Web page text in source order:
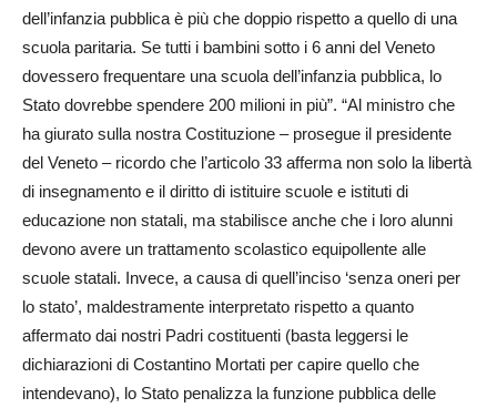
dell’infanzia pubblica è più che doppio rispetto a quello di una
scuola paritaria. Se tutti i bambini sotto i 6 anni del Veneto
dovessero frequentare una scuola dell’infanzia pubblica, lo
Stato dovrebbe spendere 200 milioni in più”. “Al ministro che
ha giurato sulla nostra Costituzione – prosegue il presidente
del Veneto – ricordo che l’articolo 33 afferma non solo la libertà
di insegnamento e il diritto di istituire scuole e istituti di
educazione non statali, ma stabilisce anche che i loro alunni
devono avere un trattamento scolastico equipollente alle
scuole statali. Invece, a causa di quell’inciso ‘senza oneri per
lo stato’, maldestramente interpretato rispetto a quanto
affermato dai nostri Padri costituenti (basta leggersi le
dichiarazioni di Costantino Mortati per capire quello che
intendevano), lo Stato penalizza la funzione pubblica delle